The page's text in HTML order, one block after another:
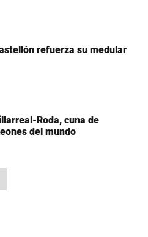
refuerza su medular
Roda, cuna de
del mundo